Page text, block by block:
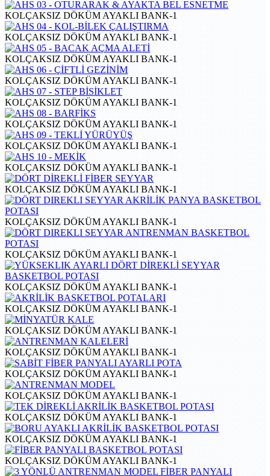
KOLÇAKSIZ DÖKÜM AYAKLI BANK-1
KOLÇAKSIZ DÖKÜM AYAKLI BANK-1
KOLÇAKSIZ DÖKÜM AYAKLI BANK-1
KOLÇAKSIZ DÖKÜM AYAKLI BANK-1
KOLÇAKSIZ DÖKÜM AYAKLI BANK-1
KOLÇAKSIZ DÖKÜM AYAKLI BANK-1
KOLÇAKSIZ DÖKÜM AYAKLI BANK-1
KOLÇAKSIZ DÖKÜM AYAKLI BANK-1
KOLÇAKSIZ DÖKÜM AYAKLI BANK-1
KOLÇAKSIZ DÖKÜM AYAKLI BANK-1
KOLÇAKSIZ DÖKÜM AYAKLI BANK-1
KOLÇAKSIZ DÖKÜM AYAKLI BANK-1
KOLÇAKSIZ DÖKÜM AYAKLI BANK-1
KOLÇAKSIZ DÖKÜM AYAKLI BANK-1
KOLÇAKSIZ DÖKÜM AYAKLI BANK-1
KOLÇAKSIZ DÖKÜM AYAKLI BANK-1
KOLÇAKSIZ DÖKÜM AYAKLI BANK-1
KOLÇAKSIZ DÖKÜM AYAKLI BANK-1
KOLÇAKSIZ DÖKÜM AYAKLI BANK-1
KOLÇAKSIZ DÖKÜM AYAKLI BANK-1